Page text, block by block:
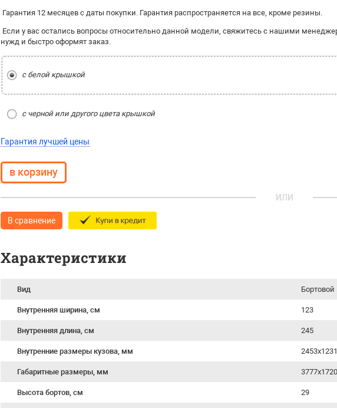
Гарантия 12 месяцев с даты покупки. Гарантия распространяется на все, кроме резины.
Если у вас остались вопросы относительно данной модели, свяжитесь с нашими
нужд и быстро оформят заказ.
с белой крышкой
с черной или другого цвета крышкой
Гарантия лучшей цены
ИЛИ
В сравнение
Характеристики
Вид Бортовой
Внутренняя ширина, см 123
Внутренняя длина, см 245
Внутренние размеры кузова, мм
Габаритные размеры, мм
Высота бортов, см 29